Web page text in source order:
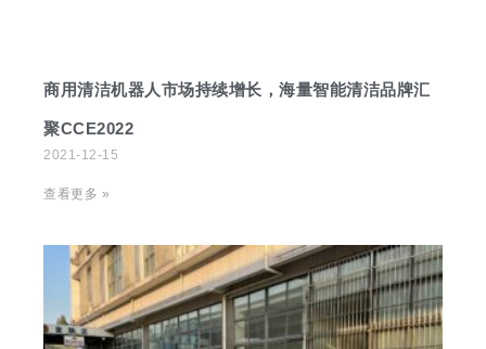
商用清洁机器人市场持续增长，海量智能清洁品牌汇
聚CCE2022
2021-12-15
查看更多 »